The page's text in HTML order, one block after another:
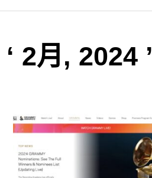
2月, 2024 ’